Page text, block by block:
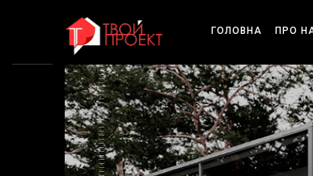
ГОЛОВНА ПРО